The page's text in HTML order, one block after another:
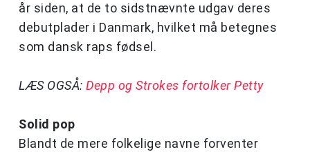
år siden, at de to sidstnævnte udgav deres
debutplader i Danmark, hvilket må betegnes
som dansk raps fødsel.
LÆS OGSÅ: Depp og Strokes fortolker Petty
Solid pop
Blandt de mere folkelige navne forventer